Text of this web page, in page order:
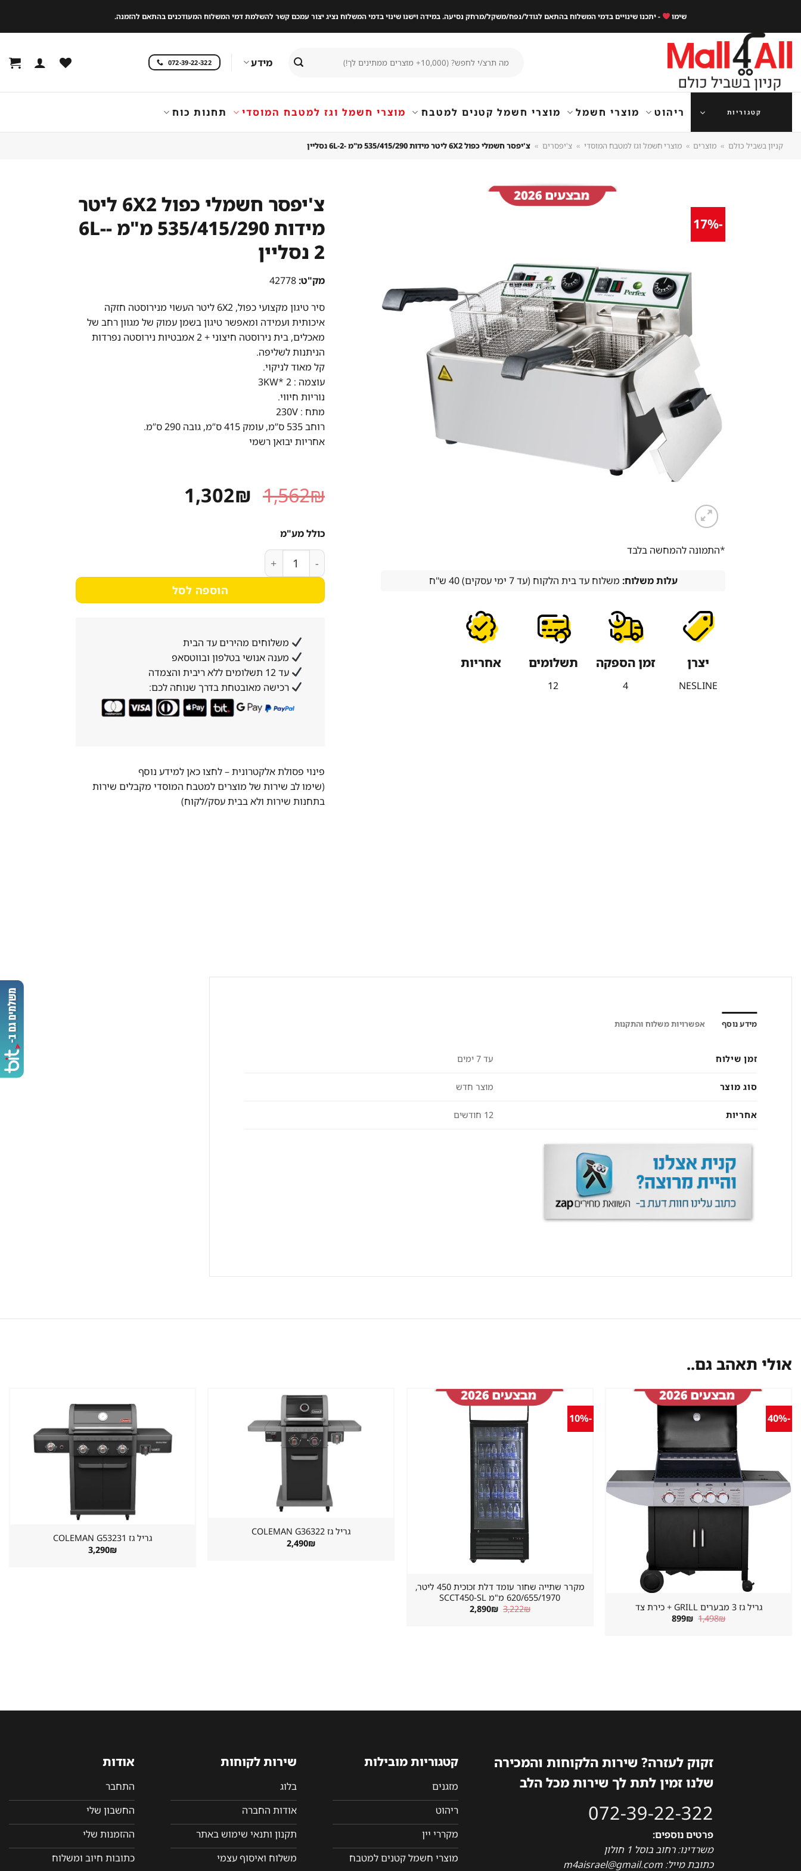
content
שימו - יתכנו שינויים בדמי המשלוח בהתאם לגודל/נפח/משקל/מרחק נסיעה. במידה וישנו שינוי בדמי המשלוח נציג יצור עמכם קשר להשלמת דמי המשלוח המעודכנים בהתאם להזמנה.
עבור:
מידע 072-39-22-322
קטגוריות ריהוט מוצרי חשמל מוצרי חשמל קטנים למטבח מוצרי חשמל וגז למטבח המוסדי תחנות כוח
קניון בשביל כולם » מוצרים » מוצרי חשמל וגז למטבח המוסדי » צ'יפסרים » צ'יפסר חשמלי כפול 6X2 ליטר מידות 535/415/290 מ"מ -6L-2 נסליין
-17%
*התמונה להמחשה בלבד
עלות משלוח: משלוח עד בית הלקוח (עד 7 ימי עסקים) 40 ש''ח
יצרן
NESLINE
זמן הספקה
4
תשלומים
12
אחריות
צ'יפסר חשמלי כפול 6X2 ליטר
מידות 535/415/290 מ"מ -6L-
2 נסליין
מק"ט:
סיר טיגון מקצועי כפול, 6X2 ליטר העשוי מנירוסטה חזקה
איכותית ועמידה ומאפשר טיגון בשמן עמוק של מגוון רחב של
מאכלים, בית נירוסטה חיצוני + 2 אמבטיות נירוסטה נפרדות
הניתנות לשליפה.
קל מאוד לניקוי.
עוצמה : 3KW* 2
נוריות חיווי.
מתח : 230V
רוחב 535 ס”מ, עומק 415 ס”מ, גובה 290 ס”מ.
אחריות יבואן רשמי
1,562₪ המחיר
המקורי
1,302₪
כולל מע"מ
כמות של צ'יפסר חשמלי כפול 6X2 ליטר מידות 535/415/290 מ"מ -6L-2 נסליין
הוספה לסל
משלוחים מהירים עד הבית
מענה אנושי בטלפון ובווטסאפ
עד 12 תשלומים ללא ריבית והצמדה
רכישה מאובטחת בדרך שנוחה לכם:
פינוי פסולת אלקטרונית –לחצו כאן למידע נוסף
(שימו לב שירות של מוצרים למטבח המוסדי מקבלים שירות
בתחנות שירות ולא בבית עסק/לקוח)
מידע נוסף אפשרויות משלוח והתקנות
זמן שילוח עד 7 ימים
סוג מוצר מוצר חדש
אחריות 12 חודשים
אולי תאהב גם..
-40%
גריל גז 3 מבערים GRILL + כירת צד
1,498₪ המחיר
המקורי
899₪ המחיר
-10%
מקרר שתייה שחור עומד דלת זכוכית 450 ליטר,
620/655/1970 מ"מ SCCT450-SL
3,222₪ המחיר
המקורי
2,890₪ המחיר
גריל גז ⁦COLEMAN G36322⁩
2,490₪
גריל גז ⁦COLEMAN G53231⁩
3,290₪
זקוק לעזרה? שירות הלקוחות והמכירה
שלנו זמין לתת לך שירות מכל הלב
072-39-22-322
פרטים נוספים:
משרדינו: רחוב בוסל 1 חולון
כתובת מייל: m4aisrael@gmail.com
קטגוריות מובילות
מזגנים
ריהוט
מקררי יין
מוצרי חשמל קטנים למטבח
שירות לקוחות
בלוג
אודות החברה
תקנון ותנאי שימוש באתר
משלוח ואיסוף עצמי
אודות
התחבר
החשבון שלי
ההזמנות שלי
כתובות חיוב ומשלוח